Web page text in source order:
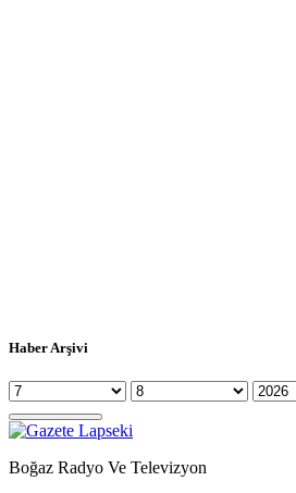
Haber Arşivi
Boğaz Radyo Ve Televizyon